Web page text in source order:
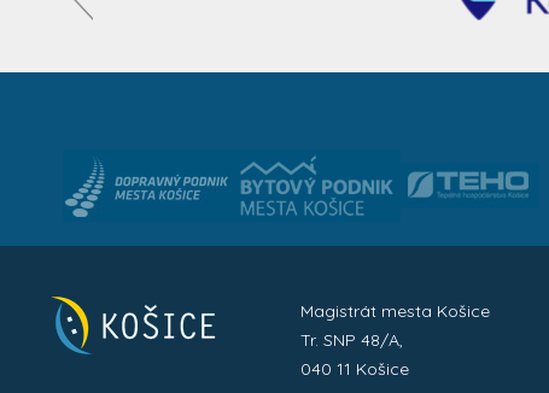
Magistrát mesta Košice
Tr. SNP 48/A,
040 11 Košice